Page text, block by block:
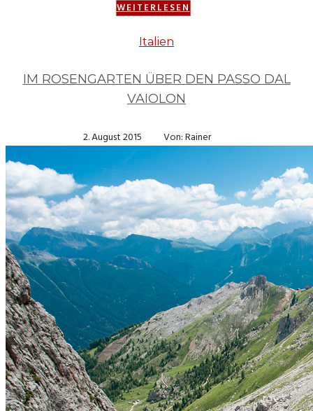
WEITERLESEN
Italien
IM ROSENGARTEN ÜBER DEN PASSO DAL
VAIOLON
2. August 2015 Von: Rainer